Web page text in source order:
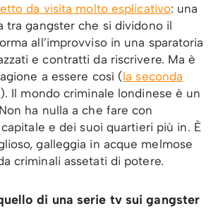
da visita molto esplicativo: una
tra gangster che si dividono il
all’improvviso in una sparatoria
e contratti da riscrivere. Ma è
a essere così (la seconda
). Il mondo criminale londinese è un
ha nulla a che fare con
capitale e dei suoi quartieri più in. È
galleggia in acque melmose
criminali assetati di potere.
di una serie tv sui gangster